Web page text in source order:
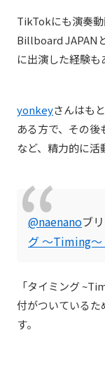
TikTokにも演奏動
Billboard JAPAN
に出演した経験も
yonkeyさんはも
ある方で、その後
など、精力的に活
@naenanoブ
グ ～Timing
「タイミング
付がついているた
す。